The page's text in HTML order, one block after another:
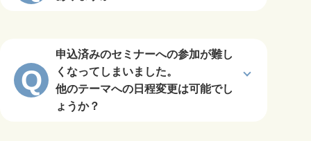
Q
申込済みのセミナーへの参加が難し
くなってしまいました。
他のテーマへの日程変更は可能でし
ょうか？